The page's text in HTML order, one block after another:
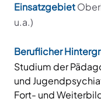
Einsatzgebiet
u.a.)
Beruflicher
Studium der
und
Fort- und